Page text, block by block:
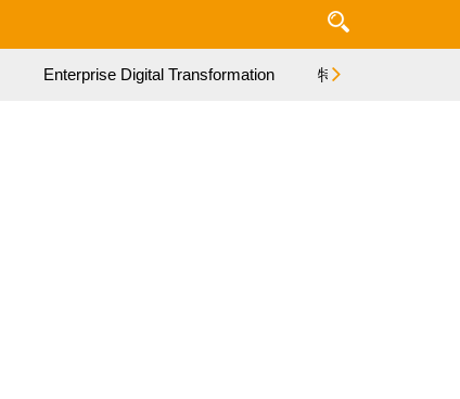
Enterprise Digital Transformation 特集